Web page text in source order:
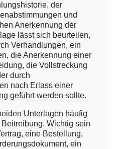
der
und
Anerkennung der
lässt sich beurteilen,
Verhandlungen, ein
die Anerkennung einer
die Vollstreckung
durch
nach Erlass einer
geführt werden sollte.
Unterlagen häufig
Wichtig sein
eine Bestellung,
ein